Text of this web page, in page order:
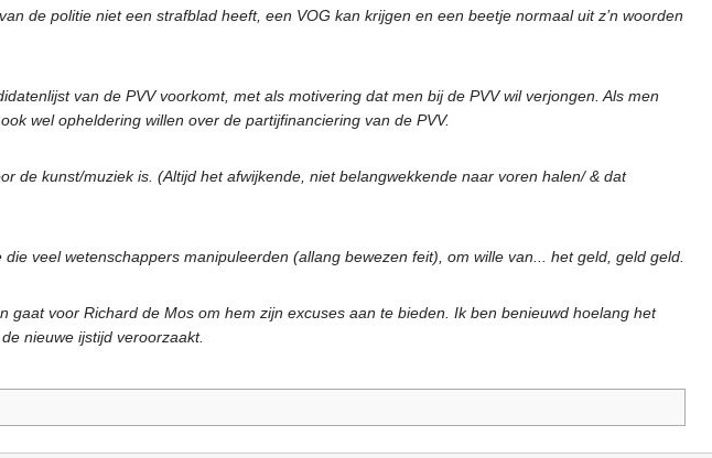
de politie niet een strafblad heeft, een VOG kan krijgen en een beetje normaal uit z’n woorden
van de PVV voorkomt, met als motivering dat men bij de PVV wil verjongen. Als men
wel opheldering willen over de partijfinanciering van de PVV.
de kunst/muziek is. (Altijd het afwijkende, niet belangwekkende naar voren halen/ & dat
veel wetenschappers manipuleerden (allang bewezen feit), om wille van... het geld, geld geld.
voor Richard de Mos om hem zijn excuses aan te bieden. Ik ben benieuwd hoelang het
nieuwe ijstijd veroorzaakt.